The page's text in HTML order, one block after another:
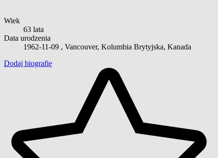
Wiek
63 lata
Data urodzenia
1962-11-09 , Vancouver, Kolumbia Brytyjska, Kanada
Dodaj biografię